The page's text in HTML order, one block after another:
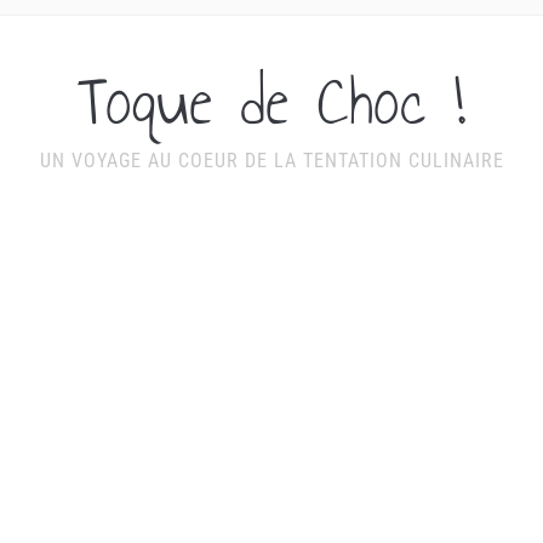
Toque de Choc !
UN VOYAGE AU COEUR DE LA TENTATION CULINAIRE